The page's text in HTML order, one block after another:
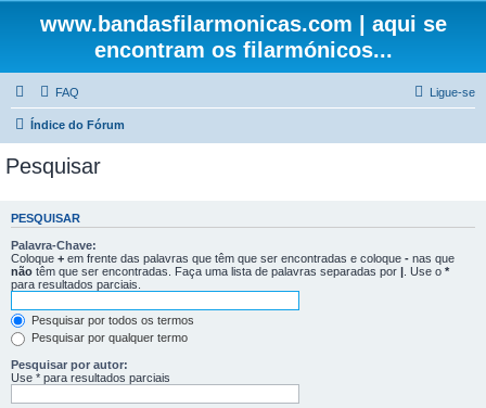
www.bandasfilarmonicas.com | aqui se
encontram os filarmónicos...
FAQ Ligue-se
Índice do Fórum
Pesquisar
PESQUISAR
Palavra-Chave:
Coloque + em frente das palavras que têm que ser encontradas e coloque - nas que
não têm que ser encontradas. Faça uma lista de palavras separadas por | . Use o *
para resultados parciais.
Pesquisar por todos os termos
Pesquisar por qualquer termo
Pesquisar por autor:
Use * para resultados parciais